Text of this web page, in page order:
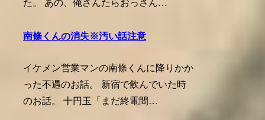
た。 あの、俺さんたらおっさん…
南條くんの消失※汚い話注意
イケメン営業マンの南條くんに降りかか
った不遇のお話。 新宿で飲んでいた時
のお話。 十円玉「まだ終電間…